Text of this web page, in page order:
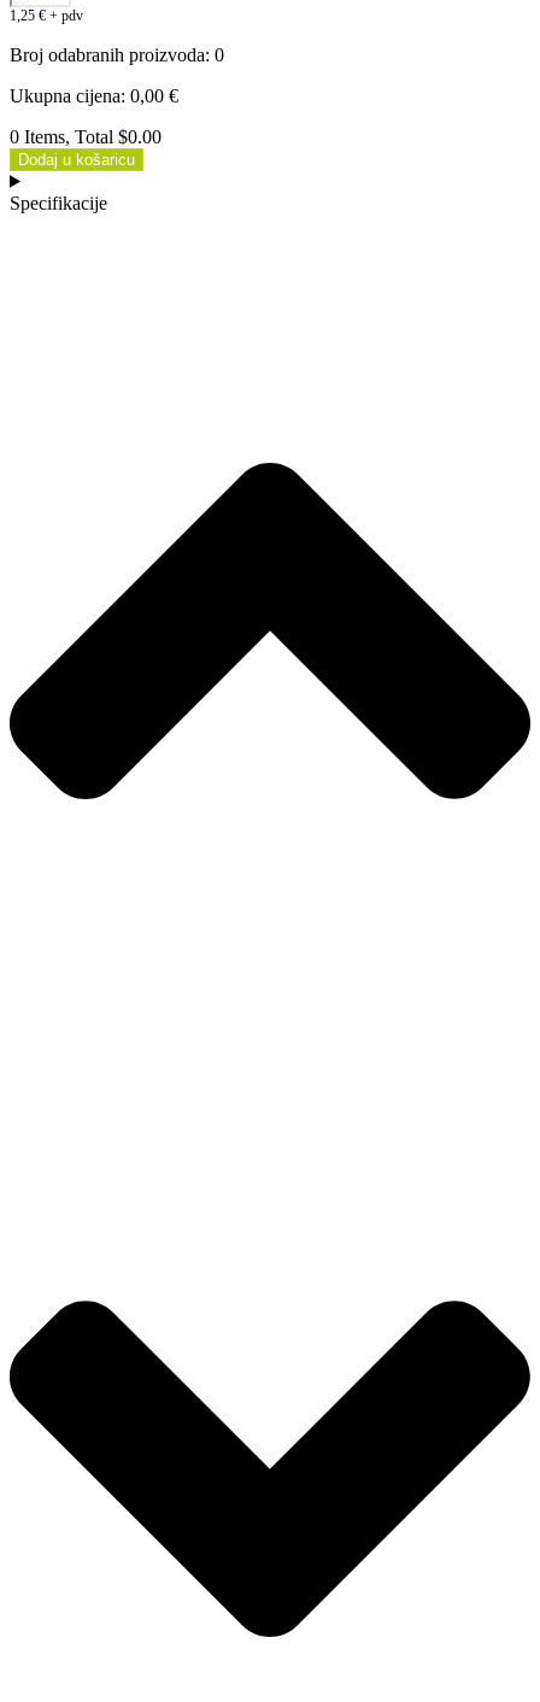
1,25 € + pdv
Broj odabranih proizvoda: 0
Ukupna cijena: 0,00 €
0 Items, Total $0.00
Dodaj u košaricu
Specifikacije